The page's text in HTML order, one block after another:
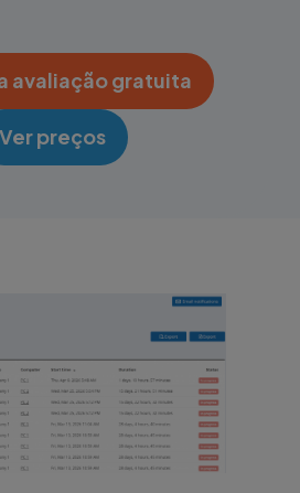
avaliação gratuita
Ver preços